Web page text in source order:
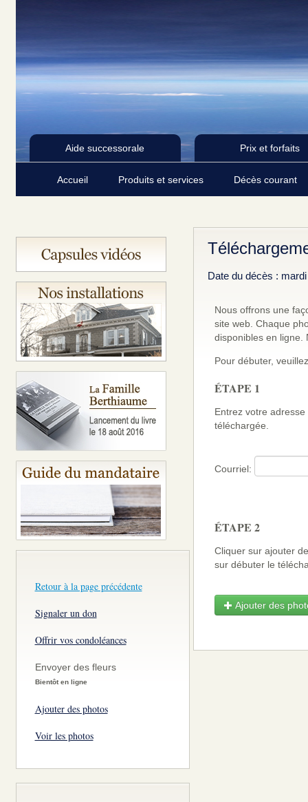
Aide successorale Prix et forfaits
Accueil Produits et services Décès courant
Retour à la page précédente
Signaler un don
Offrir vos condoléances
Envoyer des fleurs
Bientôt en ligne
Ajouter des photos
Voir les photos
Date du décès :
Nous offrons une
site web. Chaque
disponibles en ligne.
Pour débuter,
ÉTAPE 1
Entrez votre
téléchargée.
Courriel:
ÉTAPE 2
Cliquer sur ajouter
sur débuter le
Ajouter des